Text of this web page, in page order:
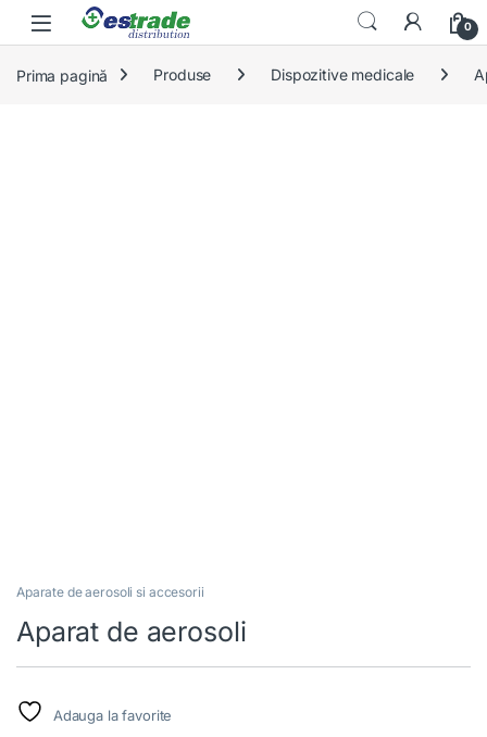
Skip to navigation
Skip to content
0
Prima pagină Produse Dispozitive medicale
Aparate de aerosoli si accesorii
Aparat de aerosoli
Adauga la favorite